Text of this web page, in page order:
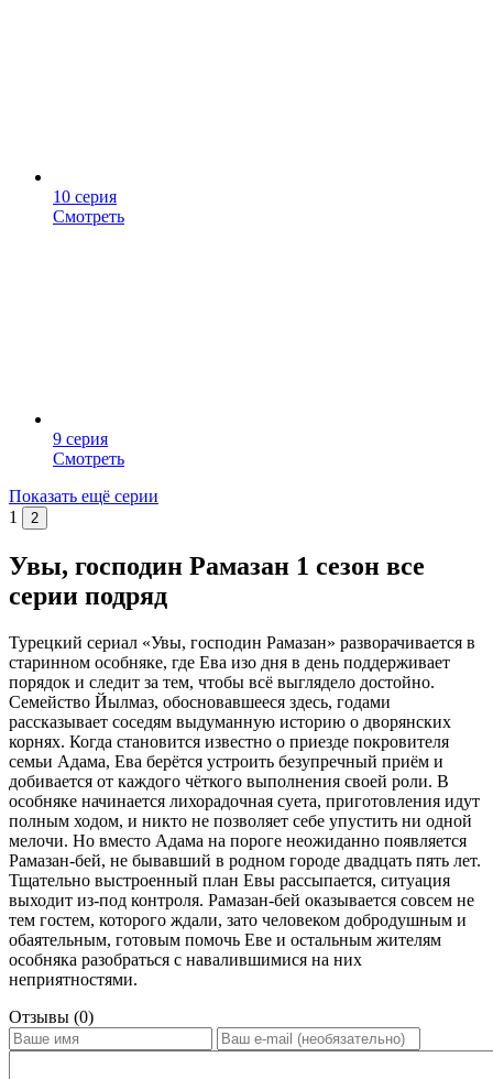
10 серия
Смотреть
9 серия
Смотреть
Показать ещё серии
1
2
Увы, господин Рамазан 1 сезон все
серии подряд
Турецкий сериал «Увы, господин Рамазан» разворачивается в
старинном особняке, где Ева изо дня в день поддерживает
порядок и следит за тем, чтобы всё выглядело достойно.
Семейство Йылмаз, обосновавшееся здесь, годами
рассказывает соседям выдуманную историю о дворянских
корнях. Когда становится известно о приезде покровителя
семьи Адама, Ева берётся устроить безупречный приём и
добивается от каждого чёткого выполнения своей роли. В
особняке начинается лихорадочная суета, приготовления идут
полным ходом, и никто не позволяет себе упустить ни одной
мелочи. Но вместо Адама на пороге неожиданно появляется
Рамазан-бей, не бывавший в родном городе двадцать пять лет.
Тщательно выстроенный план Евы рассыпается, ситуация
выходит из-под контроля. Рамазан-бей оказывается совсем не
тем гостем, которого ждали, зато человеком добродушным и
обаятельным, готовым помочь Еве и остальным жителям
особняка разобраться с навалившимися на них
неприятностями.
Отзывы (0)